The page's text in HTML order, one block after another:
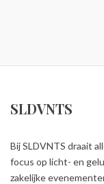
SLDVNTS
Bij SLDVNTS draait
focus op licht- en
zakelijke